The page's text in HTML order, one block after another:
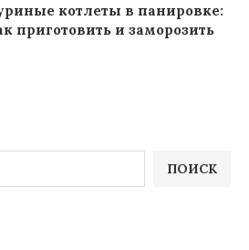
ПОИСК
котлеты в панировке:
приготовить и заморозить